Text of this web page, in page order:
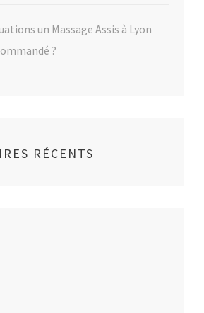
un Massage Assis à Lyon
?
RÉCENTS